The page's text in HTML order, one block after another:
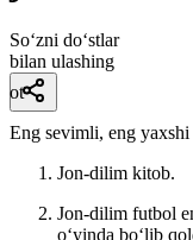
So‘zni do‘stlar
bilan ulashing
ot
Eng sevimli, eng
Jon-dilim kitob.
Jon-dilim futbol
oʻyinda boʻlib